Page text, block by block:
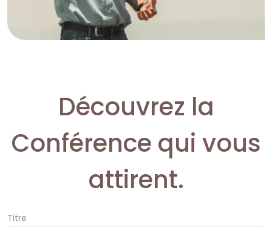
Découvrez la
Conférence qui vous
attirent.
Titre